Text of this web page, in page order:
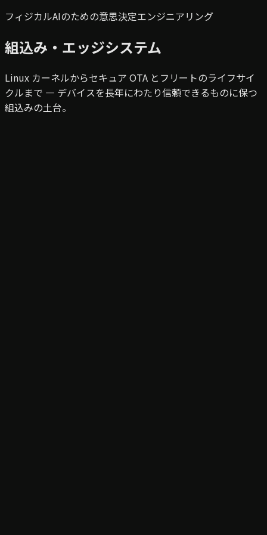
フィジカルAIのための意思決定エンジニアリング
組込み・エッジシステム
Linux カーネルからセキュア OTA とフリートのライフサイ
クルまで — デバイスを長年にわたり信頼できるものに保つ
組込みの土台。